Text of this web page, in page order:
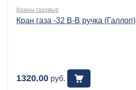
Краны газовые
Кран газа -32 В-В ручка (Галлоп)
1320.00 руб.